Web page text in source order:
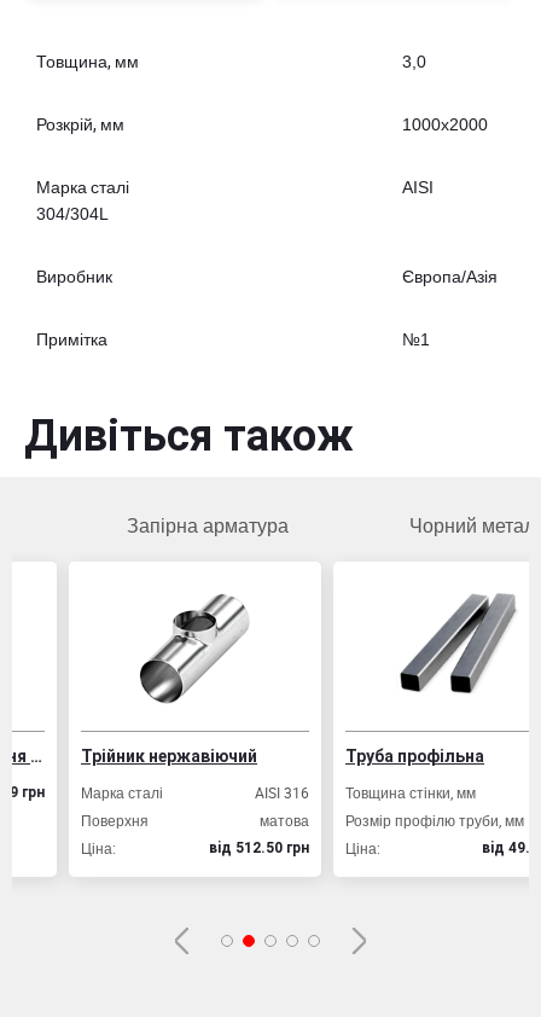
Товщина, мм 3,0
Розкрій, мм 1000х2000
Марка сталі
AISI
304/304L
Виробник Європа/Азія
Примітка №1
Дивіться також
Запірна арматура
Трійник нержавіючий
Марка сталі
AISI 316
Поверхня
матова
вiд 512.50 грн
Чорний метал
Труба профільна
Товщина стінки, мм
Розмір профілю труби, мм 20х20
Ціна:
вiд 49.80 грн